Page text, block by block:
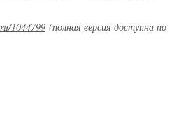
1044799(полная версия доступна по